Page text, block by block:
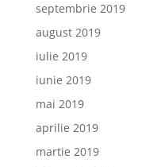
septembrie 2019
august 2019
iulie 2019
iunie 2019
mai 2019
aprilie 2019
martie 2019